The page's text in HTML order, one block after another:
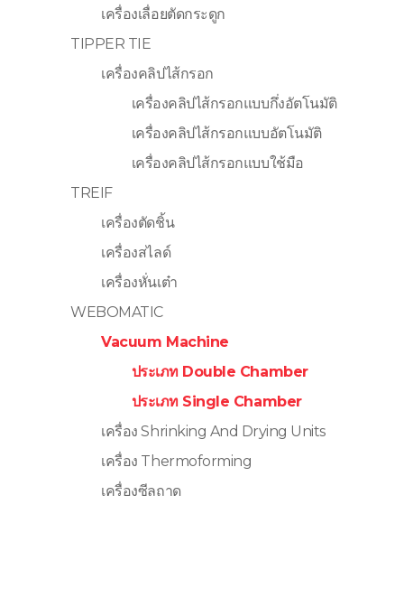
เครื่องเลื่อยตัดกระดูก
TIPPER TIE
เครื่องคลิปไส้กรอก
เครื่องคลิปไส้กรอกแบบกึ่งอัตโนมัติ
เครื่องคลิปไส้กรอกแบบอัตโนมัติ
เครื่องคลิปไส้กรอกแบบใช้มือ
TREIF
เครื่องตัดชิ้น
เครื่องสไลด์
เครื่องหั่นเต๋า
WEBOMATIC
Vacuum Machine
ประเภท Double Chamber
ประเภท Single Chamber
เครื่อง Shrinking And Drying Units
เครื่อง Thermoforming
เครื่องซีลถาด